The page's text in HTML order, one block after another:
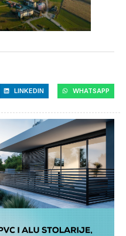
LINKEDIN WHATSAPP